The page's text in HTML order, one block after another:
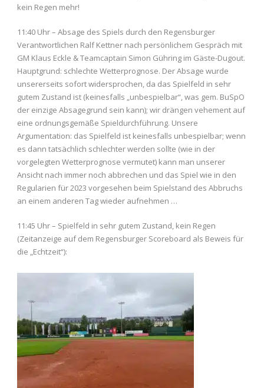
kein Regen mehr!
11:40 Uhr – Absage des Spiels durch den Regensburger
Verantwortlichen Ralf Kettner nach persönlichem Gespräch mit
GM Klaus Eckle & Teamcaptain Simon Gühring im Gäste-Dugout.
Hauptgrund: schlechte Wetterprognose. Der Absage wurde
unsererseits sofort widersprochen, da das Spielfeld in sehr
gutem Zustand ist (keinesfalls „unbespielbar“, was gem. BuSpO
der einzige Absagegrund sein kann); wir drängen vehement auf
eine ordnungsgemäße Spieldurchführung. Unsere
Argumentation: das Spielfeld ist keinesfalls unbespielbar; wenn
es dann tatsächlich schlechter werden sollte (wie in der
vorgelegten Wetterprognose vermutet) kann man unserer
Ansicht nach immer noch abbrechen und das Spiel wie in den
Regularien für 2023 vorgesehen beim Spielstand des Abbruchs
an einem anderen Tag wieder aufnehmen …
11:45 Uhr – Spielfeld in sehr gutem Zustand, kein Regen
(Zeitanzeige auf dem Regensburger Scoreboard als Beweis für
die „Echtzeit“):